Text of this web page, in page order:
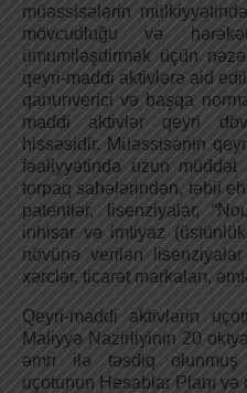
müəssisələrin
mövcudluğu və
ümumiləşdirmək üçün
qeyri-maddi aktivlərə aid
qanunverici və başqa
maddi aktivlər qeyri
hissəsidir. Müəssisənin
fəaliyyətində uzun
torpaq sahələrindən, təbii
patentlər, lisenziyalar,
inhisar və imtiyaz
növünə verilən
xərclər, ticarət markaları,
Qeyri-maddi aktivlərin
Maliyyə Nazirliyinin 20
əmri ilə təsdiq olunmuş
uçotunun Hesablar Planı